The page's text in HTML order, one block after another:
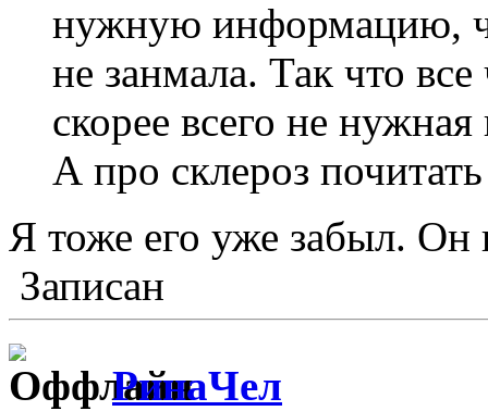
нужную информацию,
не занмала. Так что
скорее всего не
А про склероз
Я тоже его уже забыл.
Записан
РинаЧел